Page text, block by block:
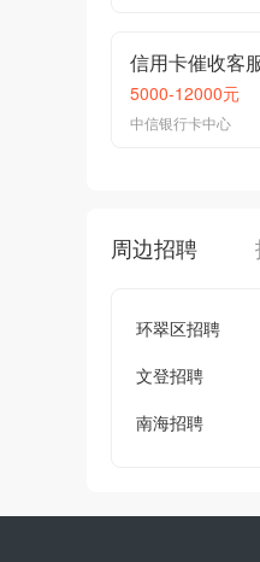
信用卡催收客
5000-12000元
中信银行卡中心
周边招聘
环翠区招聘
文登招聘
南海招聘